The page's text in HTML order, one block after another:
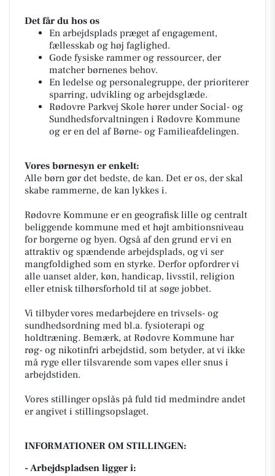
Det får du hos os
En arbejdsplads præget af engagement,
fællesskab og høj faglighed.
Gode fysiske rammer og ressourcer, der
matcher børnenes behov.
En ledelse og personalegruppe, der prioriterer
sparring, udvikling og arbejdsglæde.
Rødovre Parkvej Skole hører under Social- og
Sundhedsforvaltningen i Rødovre Kommune
og er en del af Børne- og Familieafdelingen.
Vores børnesyn er enkelt:
Alle børn gør det bedste, de kan. Det er os, der skal
skabe rammerne, de kan lykkes i.
Rødovre Kommune er en geografisk lille og centralt
beliggende kommune med et højt ambitionsniveau
for borgerne og byen. Også af den grund er vi en
attraktiv og spændende arbejdsplads, og vi ser
mangfoldighed som en styrke. Derfor opfordrer vi
alle uanset alder, køn, handicap, livsstil, religion
eller etnisk tilhørsforhold til at søge jobbet.
Vi tilbyder vores medarbejdere en trivsels- og
sundhedsordning med bl.a. fysioterapi og
holdtræning. Bemærk, at Rødovre Kommune har
røg- og nikotinfri arbejdstid, som betyder, at vi ikke
må ryge eller tilsvarende som vapes eller snus i
arbejdstiden.
Vores stillinger opslås på fuld tid medmindre andet
er angivet i stillingsopslaget.
INFORMATIONER OM STILLINGEN:
- Arbejdspladsen ligger i: